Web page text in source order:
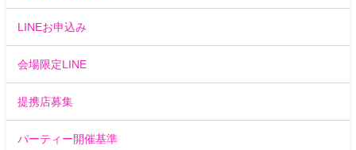
LINEお申込み
会場限定LINE
提携店募集
パーティー開催基準